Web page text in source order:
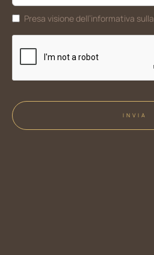
Presa visione dell’informativa sulla